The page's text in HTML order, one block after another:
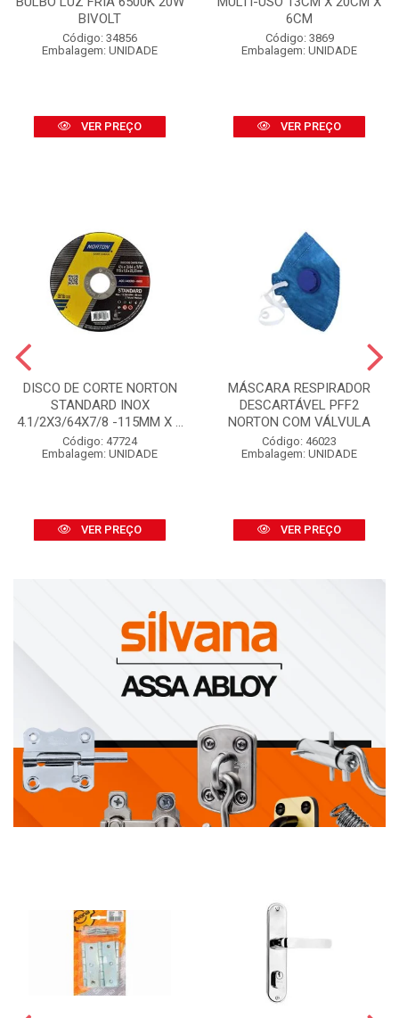
BIVOLT
Código: 34856
Embalagem: UNIDADE
VER PREÇO
6CM
Código: 3869
Embalagem: UNIDADE
VER PREÇO
DISCO DE CORTE NORTON
STANDARD INOX
4.1/2X3/64X7/8 -115MM X ...
Código: 47724
Embalagem: UNIDADE
VER PREÇO
MÁSCARA RESPIRADOR
DESCARTÁVEL PFF2
NORTON COM VÁLVULA
Código: 46023
Embalagem: UNIDADE
VER PREÇO